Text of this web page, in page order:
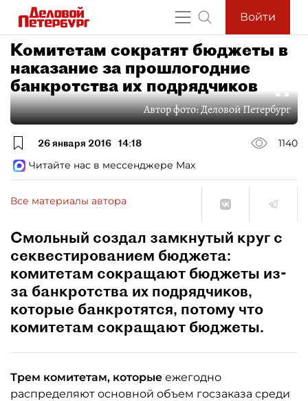
Войти
Комитетам сократят бюджеты в
наказание за прошлогодние
банкротства их подрядчиков
Автор фото:Деловой Петербург
26 января 2016 14:18
1140
Читайте нас в мессенджере Max
Все материалы автора
Смольный создал замкнутый круг с
секвестированием бюджета:
комитетам сокращают бюджеты из-
за банкротства их подрядчиков,
которые банкротятся, потому что
комитетам сокращают бюджеты.
Трем комитетам, которые ежегодно
распределяют основной объем госзаказа среди